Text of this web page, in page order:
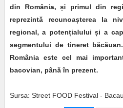
din România, și primul din
reprezintă recunoașterea la
regional, a potențialului și a
segmentului de tineret
România este cel mai
bacovian, până în prezent.
Sursa: Street FOOD Festival - Bacau